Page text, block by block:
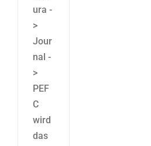
ura -
>
Jour
nal -
>
PEF
C
wird
das